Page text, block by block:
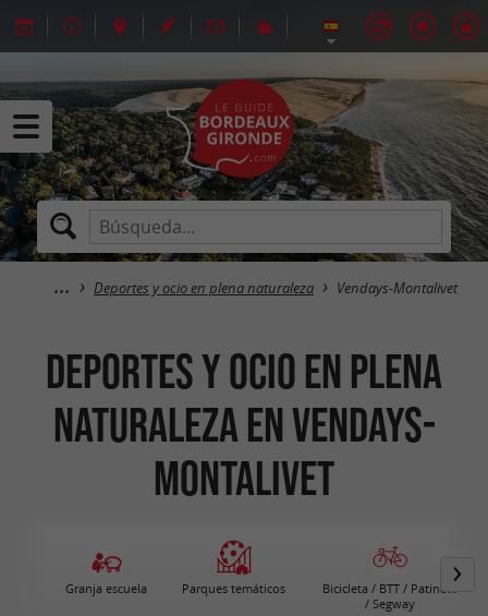
Deportes y ocio en plena naturaleza Vendays-Montalivet
Deportes y ocio en plena
naturaleza en Vendays-
Montalivet
Granja escuela Parques temáticos
Bicicleta / BTT / Patinete
/ Segway